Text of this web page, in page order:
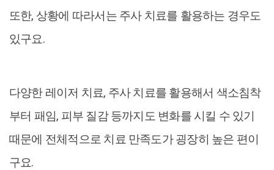
또한, 상황에 따라서는 주사 치료를 활용하는 경우도
있구요.
다양한 레이저 치료, 주사 치료를 활용해서 색소침착
부터 패임, 피부 질감 등까지도 변화를 시킬 수 있기
때문에 전체적으로 치료 만족도가 굉장히 높은 편이
구요.